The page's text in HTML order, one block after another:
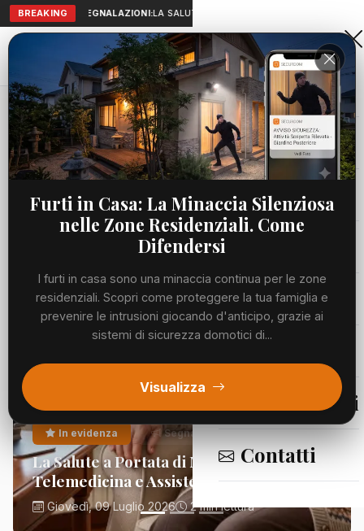
BREAKING SEGNALAZIONI:LA SALUTE A PORTATA DI MANO:
Aranova • NET
PORTALE UTILE AL TERRITORIO
Home
Cronaca
Viabilità
Meteo
Segnalazioni
Contatti
Furti in Casa: La Minaccia Silenziosa
nelle Zone Residenziali. Come
Difendersi
I furti in casa sono una minaccia continua per le zone
residenziali. Scopri come proteggere la tua famiglia e
prevenire le intrusioni giocando d'anticipo, grazie ai
sistemi di sicurezza domotici di...
Visualizza
In evidenza Segnalazioni
La Salute a Portata di Mano:
Telemedicina e Assistenza Domiciliare
Giovedì, 09 Luglio 2026 2 min lettura